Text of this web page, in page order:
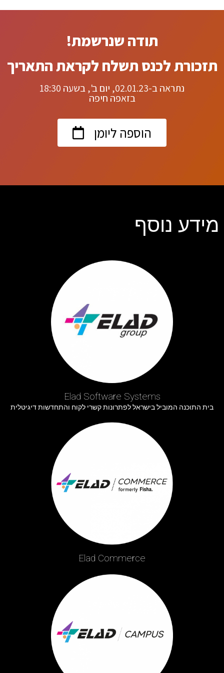
תודה שנרשמת!
תזכורת לכנס תשלח לקראת התאריך
נתראה ב-02.01.23, יום ב', בשעה 18:30
בזאפה חיפה
הוספה ליומן
מידע נוסף
Elad Software Systems
בית התוכנה המוביל בישראל לפתרונות קשרי לקוח והתחדשות דיגיטלית
Elad Commerce